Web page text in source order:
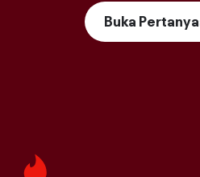
Buka